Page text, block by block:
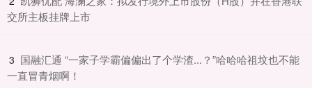
交所主板挂牌上市
3 ​国融汇通 “一家子学霸偏偏出了个学渣...？”哈哈哈祖坟也不能
一直冒青烟啊！